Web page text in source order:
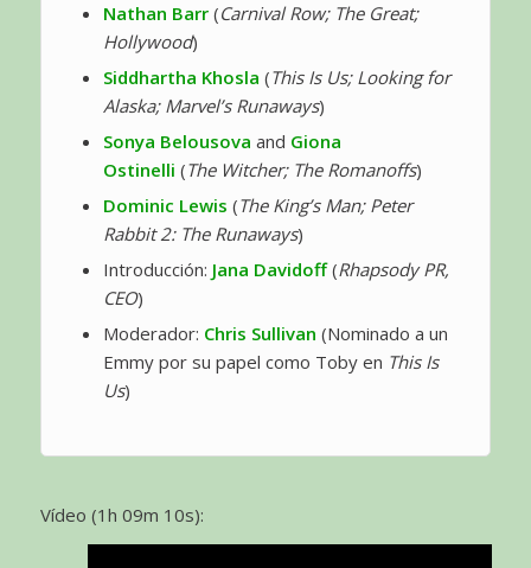
Nathan Barr (Carnival Row; The Great;
Hollywood)
Siddhartha Khosla (This Is Us; Looking for
Alaska; Marvel’s Runaways)
Sonya Belousova and Giona
Ostinelli (The Witcher; The Romanoffs)
Dominic Lewis (The King’s Man; Peter
Rabbit 2: The Runaways)
Introducción: Jana Davidoff(Rhapsody PR,
CEO)
Moderador: Chris Sullivan (Nominado a un
Emmy por su papel como Toby en This Is
Us)
Vídeo (1h 09m 10s):